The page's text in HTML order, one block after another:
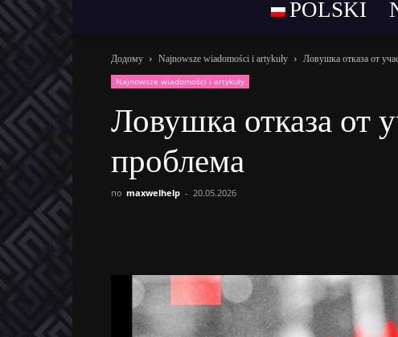
POLSKI
Додому Najnowsze wiadomości i artykuły
Ловушка отказа от
Najnowsze wiadomości i artykuły
Ловушка отказа от
проблема
по maxwelhelp - 20.05.2026